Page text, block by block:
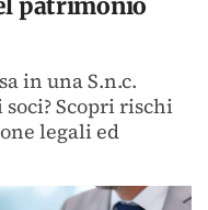
in una S.n.c.
Scopri rischi
legali ed